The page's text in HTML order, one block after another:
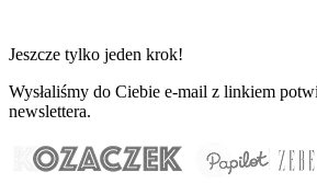
Jeszcze tylko jeden krok!
Wysłaliśmy do Ciebie e-mail z linkiem
newslettera.